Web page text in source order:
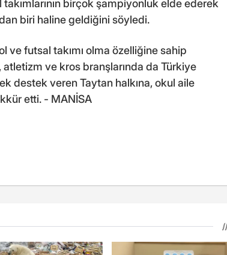
takımlarının birçok şampiyonluk elde ederek
biri haline geldiğini söyledi.
ve futsal takımı olma özelliğine sahip
ve kros branşlarında da Türkiye
destek veren Taytan halkına, okul aile
etti. - MANİSA